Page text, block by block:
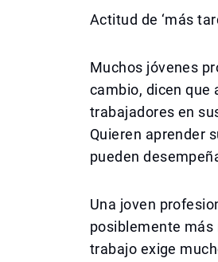
Actitud de ‘más
Muchos jóvenes
cambio, dicen que
trabajadores en
Quieren aprender
pueden
Una joven
posiblemente más
trabajo exige